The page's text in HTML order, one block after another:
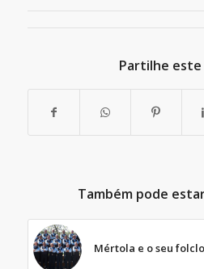
Partilhe
Também pode
Mértola e o seu